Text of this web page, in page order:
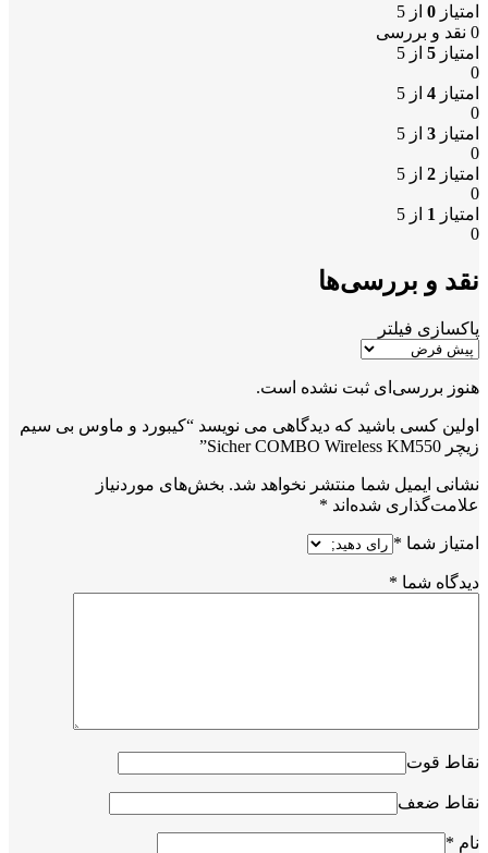
امتیاز 0 از 5
0 نقد و بررسی
امتیاز 5 از 5
0
امتیاز 4 از 5
0
امتیاز 3 از 5
0
امتیاز 2 از 5
0
امتیاز 1 از 5
0
نقد و بررسی‌ها
پاکسازی فیلتر
هنوز بررسی‌ای ثبت نشده است.
اولین کسی باشید که دیدگاهی می نویسد “کیبورد و ماوس بی سیم
زیچر Sicher COMBO Wireless KM550”
نشانی ایمیل شما منتشر نخواهد شد. بخش‌های موردنیاز
علامت‌گذاری شده‌اند *
امتیاز شما *
دیدگاه شما *
نقاط قوت
نقاط ضعف
نام *